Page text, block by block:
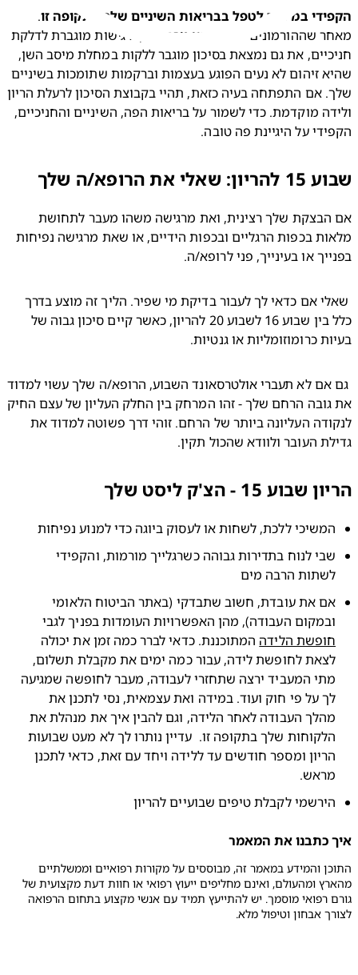
במיוחד לטפל בבריאות השיניים שלך בתקופה זו.
מאחר שההורמונים של ההריון גורמים לך רגישות מוגברת לדלקת
חניכיים, את גם נמצאת בסיכון מוגבר ללקות במחלת מיסב השן,
שהיא זיהום לא נעים הפוגע בעצמות וברקמות שתומכות בשיניים
שלך. אם התפתחה בעיה כזאת, תהיי בקבוצת הסיכון לרעלת הריון
ולידה מוקדמת. כדי לשמור על בריאות הפה, השיניים והחניכיים,
על היגיינת פה טובה.
את הרופא/ה שלך
אם הבצקת שלך רצינית, ואת מרגישה משהו מעבר לתחושת
מלאות בכפות הרגליים ובכפות הידיים, או שאת מרגישה נפיחות
או בעינייך, פני לרופא/ה.
שאלי אם כדאי לך לעבור בדיקת מי שפיר. הליך זה מוצע בדרך
כלל בין שבוע 16 לשבוע 20 להריון, כאשר קיים סיכון גבוה של
כרומוזומליות או גנטיות.
גם אם לא תעברי אולטרסאונד השבוע, הרופא/ה שלך עשוי למדוד
את גובה הרחם שלך - זהו המרחק בין החלק העליון של עצם החיק
לנקודה העליונה ביותר של הרחם. זוהי דרך פשוטה למדוד את
העובר ולוודא שהכול תקין.
15 - הצ'ק ליסט שלך
ללכת, לשחות או לעסוק ביוגה כדי למנוע נפיחות
שבי לנוח בתדירות גבוהה כשרגלייך מורמות, והקפידי
הרבה מים
אם את עובדת, חשוב שתבדקי (באתר הביטוח הלאומי
העבודה), מהן האפשרויות העומדות בפניך לגבי
הלידה
המתוכננת. כדאי לברר כמה זמן את יכולה
לצאת לחופשת לידה, עבור כמה ימים את מקבלת תשלום,
מתי המעביד ירצה שתחזרי לעבודה, מעבר לחופשה שמגיעה
לך על פי חוק ועוד. במידה ואת עצמאית, נסי לתכנן את
מהלך העבודה לאחר הלידה, וגם להבין איך את מנהלת את
הלקוחות שלך בתקופה זו.  עדיין נותרו לך לא מעט שבועות
הריון ומספר חודשים עד ללידה ויחד עם זאת, כדאי לתכנן
לקבלת טיפים שבועיים להריון
כתבנו את המאמר
התוכן והמידע במאמר זה, מבוססים על מקורות רפואיים וממשלתיים
מהארץ ומהעולם, ואינם מחליפים ייעוץ רפואי או חוות דעת מקצועית של
גורם רפואי מוסמך. יש להתייעץ תמיד עם אנשי מקצוע בתחום הרפואה
אבחון וטיפול מלא.